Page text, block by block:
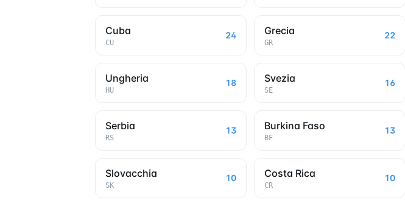
Cuba
CU
24 Grecia
GR
22
Ungheria
HU
18 Svezia
SE
16
Serbia
RS
13 Burkina Faso
BF
13
Slovacchia
SK
10 Costa Rica
CR
10